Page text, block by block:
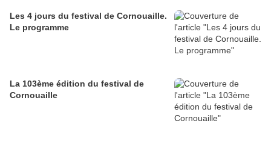
Les 4 jours du festival de Cornouaille.
Le programme
La 103ème édition du festival de
Cornouaille